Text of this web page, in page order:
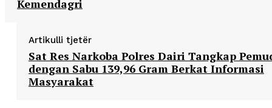
Kemendagri
Artikulli tjetër
Sat Res Narkoba Polres Dairi Tangkap
dengan Sabu 139,96 Gram Berkat Informasi
Masyarakat